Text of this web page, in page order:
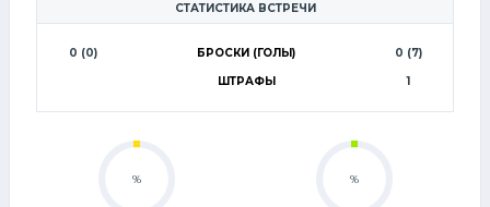
СТАТИСТИКА ВСТРЕЧИ
0 (0) БРОСКИ (ГОЛЫ)
0 (7)
ШТРАФЫ
1
% %